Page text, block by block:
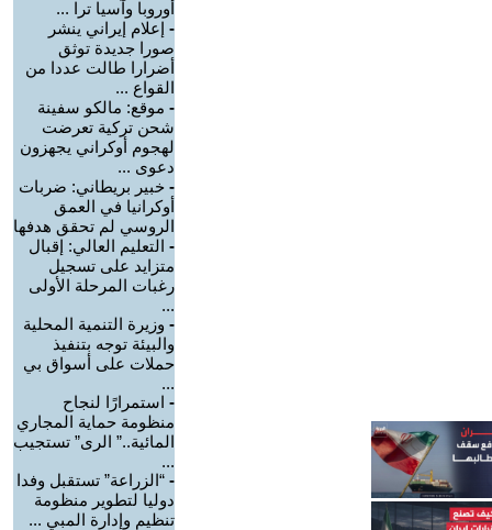
أوروبا وآسيا ترا ...
- إعلام إيراني ينشر
صورا جديدة توثق
أضرارا طالت عددا من
القواع ...
- موقع: مالكو سفينة
شحن تركية تعرضت
لهجوم أوكراني يجهزون
دعوى ...
- خبير بريطاني: ضربات
أوكرانيا في العمق
الروسي لم تحقق هدفها
- التعليم العالي: إقبال
متزايد على تسجيل
رغبات المرحلة الأولى
...
- وزيرة التنمية المحلية
والبيئة توجه بتنفيذ
حملات على أسواق بي
...
- استمرارًا لنجاح
منظومة حماية المجاري
المائية..” الرى” تستجيب
...
- “الزراعة” تستقبل وفدا
دوليا لتطوير منظومة
تنظيم وإدارة المبي ...